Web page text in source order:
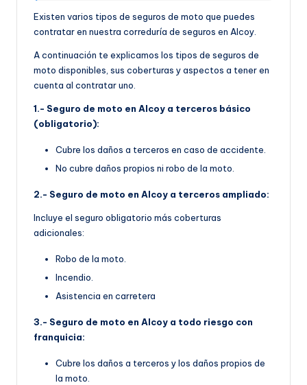
Existen varios tipos de seguros de moto que puedes
contratar en nuestra correduría de seguros en Alcoy.
A continuación te explicamos los tipos de seguros de
moto disponibles, sus coberturas y aspectos a tener en
cuenta al contratar uno.
1.- Seguro de moto en Alcoy a terceros básico
(obligatorio):
Cubre los daños a terceros en caso de accidente.
No cubre daños propios ni robo de la moto.
2.- Seguro de moto en Alcoy a terceros ampliado:
Incluye el seguro obligatorio más coberturas
adicionales:
Robo de la moto.
Incendio.
Asistencia en carretera
3.- Seguro de moto en Alcoy a todo riesgo con
franquicia:
Cubre los daños a terceros y los daños propios de
la moto.